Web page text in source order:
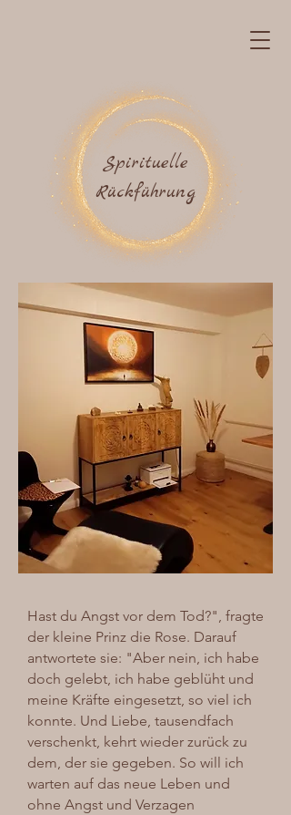
Spirituelle
Rückführung
Hast du Angst vor dem Tod?", fragte
der kleine Prinz die Rose. Darauf
antwortete sie: "Aber nein, ich habe
doch gelebt, ich habe geblüht und
meine Kräfte eingesetzt, so viel ich
konnte. Und Liebe, tausendfach
verschenkt, kehrt wieder zurück zu
dem, der sie gegeben. So will ich
warten auf das neue Leben und
ohne Angst und Verzagen